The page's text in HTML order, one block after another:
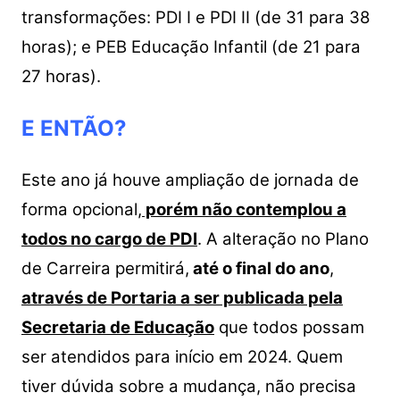
transformações: PDI I e PDI II (de 31 para 38
horas); e PEB Educação Infantil (de 21 para
27 horas).
E ENTÃO?
Este ano já houve ampliação de jornada de
forma opcional, porém não contemplou a
todos no cargo de PDI. A alteração no Plano
de Carreira permitirá, até o final do ano,
através de Portaria a ser publicada pela
Secretaria de Educaçãoque todos possam
ser atendidos para início em 2024. Quem
tiver dúvida sobre a mudança, não precisa